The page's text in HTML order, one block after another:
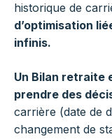
historique de
d’optimisation
infinis.
Un Bilan retraite
prendre des
carrière (date de
changement de